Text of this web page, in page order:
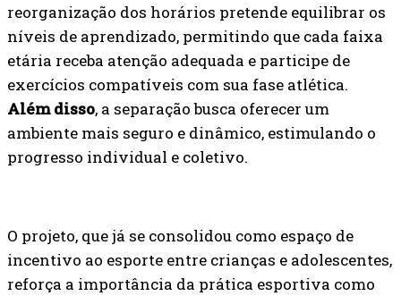
reorganização dos horários pretende equilibrar os
níveis de aprendizado, permitindo que cada faixa
etária receba atenção adequada e participe de
exercícios compatíveis com sua fase atlética.
Além disso, a separação busca oferecer um
ambiente mais seguro e dinâmico, estimulando o
progresso individual e coletivo.
O projeto, que já se consolidou como espaço de
incentivo ao esporte entre crianças e adolescentes,
reforça a importância da prática esportiva como